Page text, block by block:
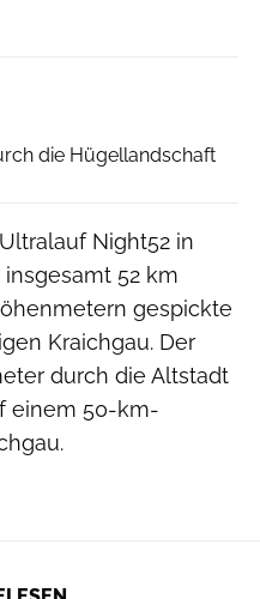
die Hügellandschaft
Night52 in
52 km
gespickte
Kraichgau. Der
durch die Altstadt
einem 50-km-